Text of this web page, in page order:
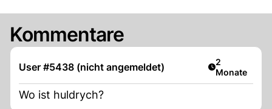
Kommentare
User #5438 (nicht angemeldet) Artikel
2
Monate
Wo ist huldrych?